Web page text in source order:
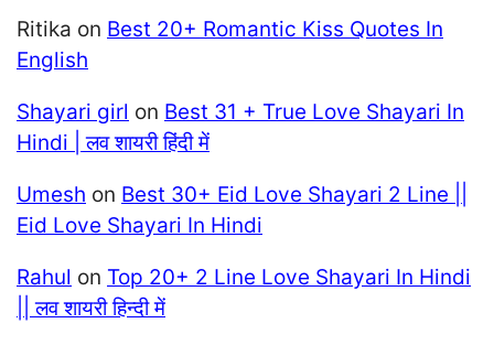
Ritika on Best 20+ Romantic Kiss Quotes In
English
Shayari girl on Best 31 + True Love Shayari In
Hindi | लव शायरी हिंदी में
Umesh on Best 30+ Eid Love Shayari 2 Line ||
Eid Love Shayari In Hindi
Rahul on Top 20+ 2 Line Love Shayari In Hindi
|| लव शायरी हिन्दी में